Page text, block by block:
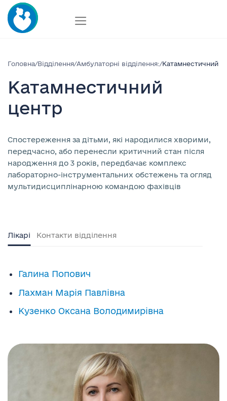
Skip
to
content
Головна/Відділення/Амбулаторні відділення:/Катамнестичний
Катамнестичний
центр
Спостереження за дітьми, які народилися хворими,
передчасно, або перенесли критичний стан після
народження до 3 років, передбачає комплекс
лабораторно-інструментальних обстежень та огляд
мультидисциплінарною командою фахівців
Лікарі Контакти відділення
Галина Попович
Лахман Марія Павлівна
Кузенко Оксана Володимирівна